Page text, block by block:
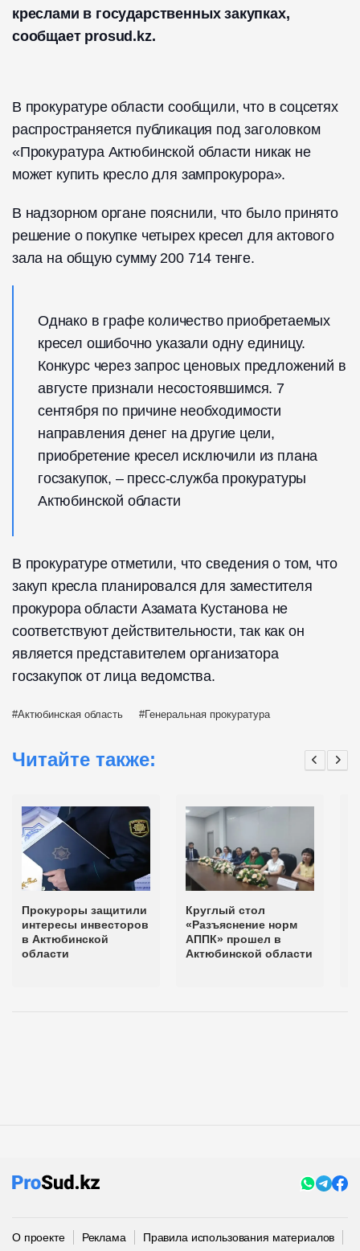
креслами в государственных закупках,
сообщает prosud.kz.
В прокуратуре области сообщили, что в соцсетях
распространяется публикация под заголовком
«Прокуратура Актюбинской области никак не
может купить кресло для зампрокурора».
В надзорном органе пояснили, что было принято
решение о покупке четырех кресел для актового
зала на общую сумму 200 714 тенге.
Однако в графе количество приобретаемых
кресел ошибочно указали одну единицу.
Конкурс через запрос ценовых предложений в
августе признали несостоявшимся. 7
сентября по причине необходимости
направления денег на другие цели,
приобретение кресел исключили из плана
госзакупок, – пресс-служба прокуратуры
Актюбинской области
В прокуратуре отметили, что сведения о том, что
закуп кресла планировался для заместителя
прокурора области Азамата Кустанова не
соответствуют действительности, так как он
является представителем организатора
госзакупок от лица ведомства.
Актюбинская область Генеральная прокуратура
Читайте также:
Прокуроры защитили
интересы инвесторов
в Актюбинской
области
Круглый стол
«Разъяснение норм
АППК» прошел в
Актюбинской области
О проекте Реклама Правила использования материалов